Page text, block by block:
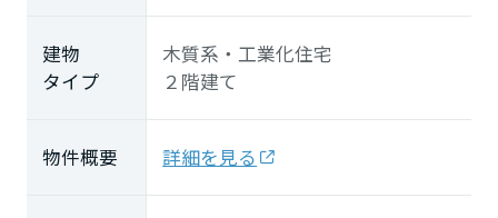
建物
タイプ
木質系・工業化住宅
２階建て
物件概要 詳細を見る